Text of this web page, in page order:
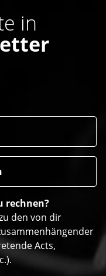
in
rechnen?
den von dir
Acts,